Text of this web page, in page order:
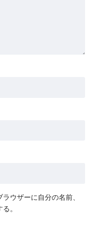
ウザーに自分の名前、
。